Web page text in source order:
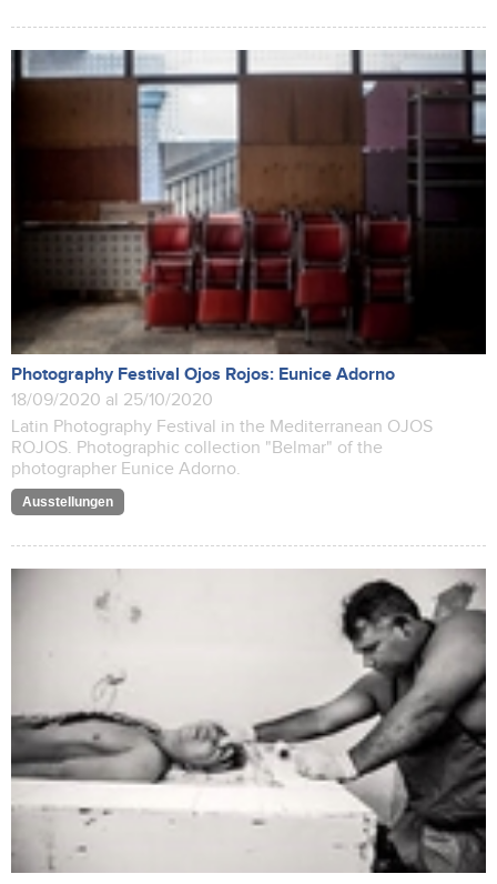
Photography Festival Ojos Rojos: Eunice Adorno
18/09/2020 al 25/10/2020
Latin Photography Festival in the Mediterranean OJOS
ROJOS. Photographic collection "Belmar" of the
photographer Eunice Adorno.
Ausstellungen